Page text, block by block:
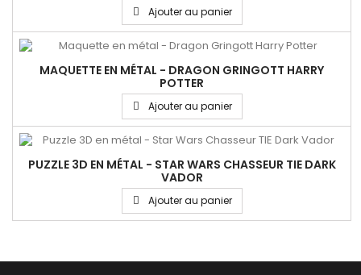
Ajouter au panier
MAQUETTE EN MÉTAL - DRAGON GRINGOTT HARRY
POTTER
Ajouter au panier
PUZZLE 3D EN MÉTAL - STAR WARS CHASSEUR TIE DARK
VADOR
Ajouter au panier